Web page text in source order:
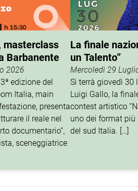
masterclass
Barbanente
2026
edizione del
Italia, main
presenta
il reale nel
documentario”,
sceneggiatrice
La finale
un Talento”
Mercoledì 29
Si terrà giovedì 30
Luigi Gallo, la
contest artistico
uno dei format più
del sud Italia. […]